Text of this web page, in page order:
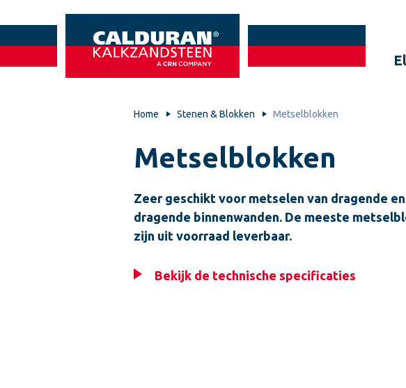
Home Stenen & Blokken Metselblokken
Metselblokken
Zeer geschikt voor metselen van dragende
dragende binnenwanden. De meeste
zijn uit voorraad leverbaar.
Bekijk de technische specificaties